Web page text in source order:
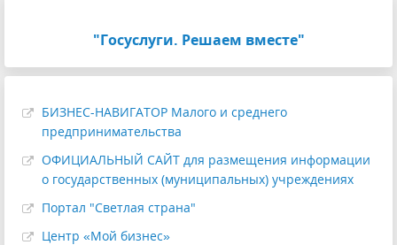
"Госуслуги. Решаем вместе"
БИЗНЕС-НАВИГАТОР Малого и среднего
предпринимательства
ОФИЦИАЛЬНЫЙ САЙТ для размещения информации
о государственных (муниципальных) учреждениях
Портал "Светлая страна"
Центр «Мой бизнес»